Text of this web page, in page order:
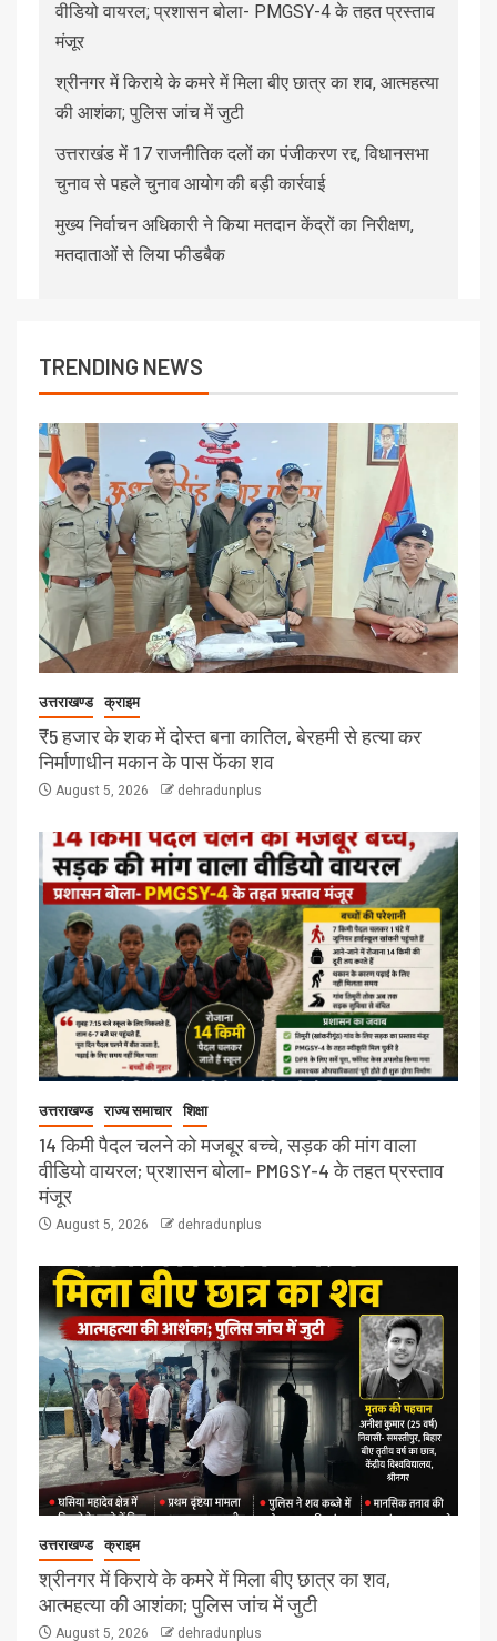
वीडियो वायरल; प्रशासन बोला- PMGSY-4 के तहत प्रस्ताव
मंजूर
श्रीनगर में किराये के कमरे में मिला बीए छात्र का शव, आत्महत्या
की आशंका; पुलिस जांच में जुटी
उत्तराखंड में 17 राजनीतिक दलों का पंजीकरण रद्द, विधानसभा
चुनाव से पहले चुनाव आयोग की बड़ी कार्रवाई
मुख्य निर्वाचन अधिकारी ने किया मतदान केंद्रों का निरीक्षण,
मतदाताओं से लिया फीडबैक
TRENDING NEWS
उत्तराखण्ड क्राइम
₹5 हजार के शक में दोस्त बना कातिल, बेरहमी से हत्या कर
निर्माणाधीन मकान के पास फेंका शव
August 5, 2026 dehradunplus
उत्तराखण्ड राज्य समाचार शिक्षा
14 किमी पैदल चलने को मजबूर बच्चे, सड़क की मांग वाला
वीडियो वायरल; प्रशासन बोला- PMGSY-4 के तहत प्रस्ताव
मंजूर
August 5, 2026 dehradunplus
उत्तराखण्ड क्राइम
श्रीनगर में किराये के कमरे में मिला बीए छात्र का शव,
आत्महत्या की आशंका; पुलिस जांच में जुटी
August 5, 2026 dehradunplus